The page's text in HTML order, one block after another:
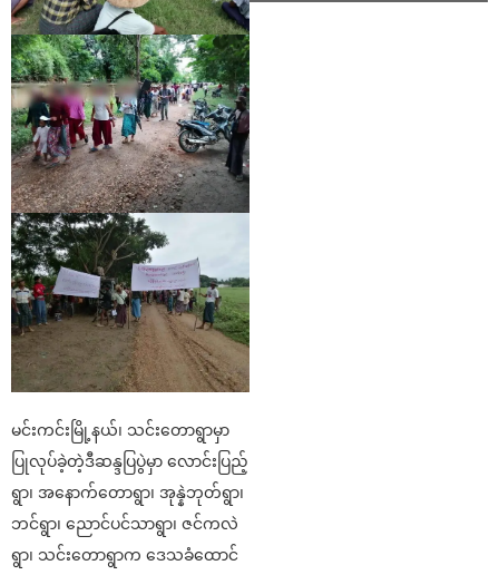
မင်းကင်းမြို့နယ်၊ သင်းတောရွာမှာ
ပြုလုပ်ခဲ့တဲ့ဒီဆန္ဒပြပွဲမှာ လောင်းပြည့်
ရွာ၊ အနောက်တောရွာ၊ အုန္နဲဘုတ်ရွာ၊
ဘင်ရွာ၊ ညောင်ပင်သာရွာ၊ ဇင်ကလဲ
ရွာ၊ သင်းတောရွာက ဒေသခံထောင်